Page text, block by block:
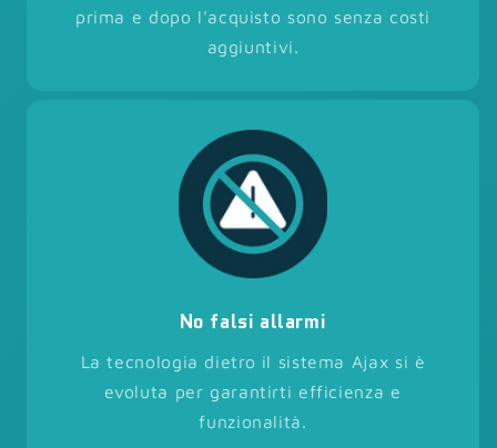
prima e dopo l'acquisto sono senza costi
aggiuntivi.
No falsi allarmi
La tecnologia dietro il sistema Ajax si è
evoluta per garantirti efficienza e
funzionalità.